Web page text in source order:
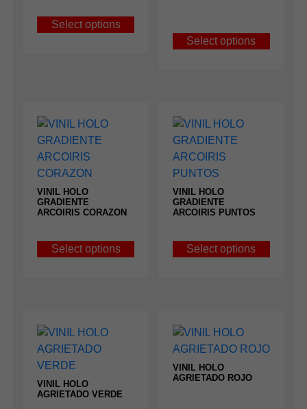
Select options
Select options
VINIL HOLO
GRADIENTE
ARCOIRIS CORAZON
Select options
VINIL HOLO
GRADIENTE
ARCOIRIS PUNTOS
Select options
VINIL HOLO
AGRIETADO VERDE
VINIL HOLO
AGRIETADO ROJO